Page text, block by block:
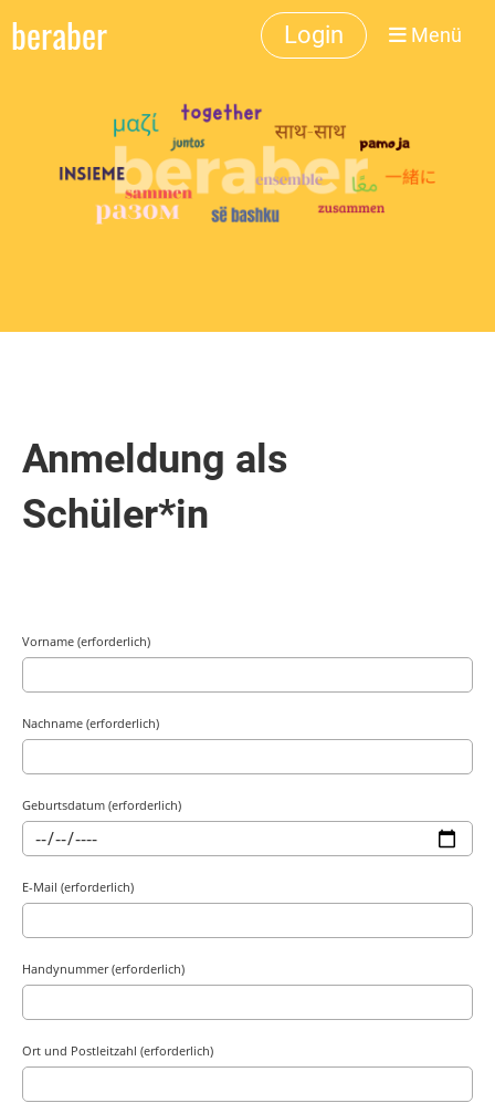
beraber Login Menü
Anmeldung als
Schüler*in
Vorname (erforderlich)
Nachname (erforderlich)
Geburtsdatum (erforderlich)
E-Mail (erforderlich)
Handynummer (erforderlich)
Ort und Postleitzahl (erforderlich)